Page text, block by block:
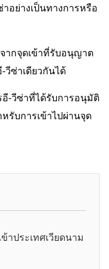
อย่างเป็นทางการหรือ
ากจุดเข้าที่รับอนุญาต
ซ่าเดียวกันได้
-วีซ่าที่ได้รับการอนุมัติ
รับการเข้าไปผ่านจุด
าประเทศเวียดนาม